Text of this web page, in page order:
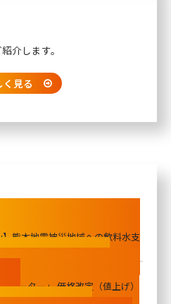
介します。
く見る
】熊本地震被災地域への飲料水支
ォーター」 価格改定（値上げ）
）